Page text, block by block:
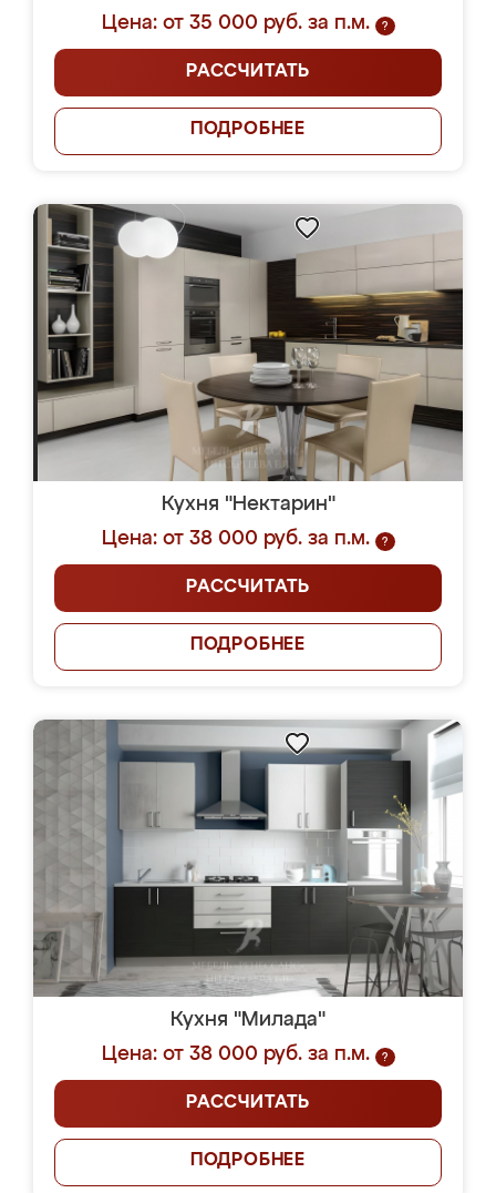
Цена: от 35 000 руб. за п.м.
?
РАССЧИТАТЬ
ПОДРОБНЕЕ
Кухня "Нектарин"
Цена: от 38 000 руб. за п.м.
?
РАССЧИТАТЬ
ПОДРОБНЕЕ
Кухня "Милада"
Цена: от 38 000 руб. за п.м.
?
РАССЧИТАТЬ
ПОДРОБНЕЕ